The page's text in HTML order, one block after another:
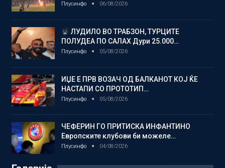
Плусинфо 06/08/2026
ЛУДИЛО ВО ТРАБЗОН, ТУРЦИТЕ
ПОЛУДЕА ПО САЛАХ Дури 25.000…
Плусинфо 05/08/2026
ИЏЕ Е ПРВ ВОЗАЧ ОД БАЛКАНОТ КОЈ ЌЕ
НАСТАПИ СО ПРОТОТИП…
Плусинфо 05/08/2026
ЧЕФЕРИН ГО ПРИТИСКА ИНФАНТИНО
Европските клубови би можеле…
Плусинфо 04/08/2026